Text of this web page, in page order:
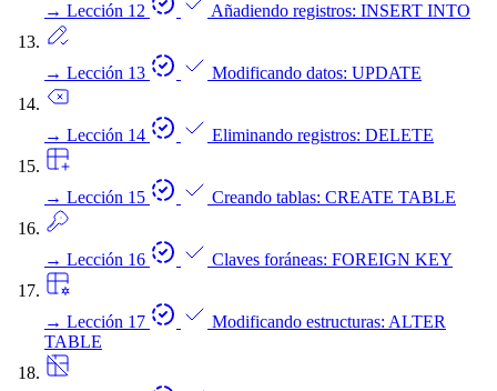
→ Lección 12 Añadiendo registros: INSERT INTO
→ Lección 13 Modificando datos: UPDATE
→ Lección 14 Eliminando registros: DELETE
→ Lección 15 Creando tablas: CREATE TABLE
→ Lección 16 Claves foráneas: FOREIGN KEY
→ Lección 17
Modificando estructuras: ALTER
TABLE